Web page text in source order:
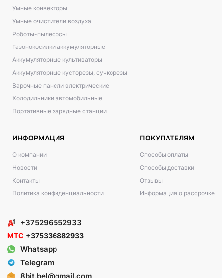
Умные конвекторы
Умные очистители воздуха
Роботы-пылесосы
Газонокосилки аккумуляторные
Аккумуляторные культиваторы
Аккумуляторные кусторезы, сучкорезы
Варочные панели электрические
Холодильники автомобильные
Портативные зарядные станции
ИНФОРМАЦИЯ
О компании
Новости
Контакты
Политика конфиденциальности
ПОКУПАТЕЛЯМ
Способы оплаты
Способы доставки
Отзывы
Информация о рассрочке
+375296552933
МТС +375336882933
Whatsapp
Telegram
8bit.bel@gmail.com